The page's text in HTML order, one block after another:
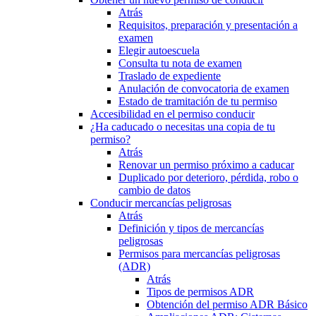
Atrás
Requisitos, preparación y presentación a
examen
Elegir autoescuela
Consulta tu nota de examen
Traslado de expediente
Anulación de convocatoria de examen
Estado de tramitación de tu permiso
Accesibilidad en el permiso conducir
¿Ha caducado o necesitas una copia de tu
permiso?
Atrás
Renovar un permiso próximo a caducar
Duplicado por deterioro, pérdida, robo o
cambio de datos
Conducir mercancías peligrosas
Atrás
Definición y tipos de mercancías
peligrosas
Permisos para mercancías peligrosas
(ADR)
Atrás
Tipos de permisos ADR
Obtención del permiso ADR Básico